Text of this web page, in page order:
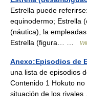
Estrella puede
equinodermo; Estrella
(náutica), la
Estrella (figura… …
Anexo:Episodios de
una lista de episodios
Contenido 1 Hokuto
situación de los